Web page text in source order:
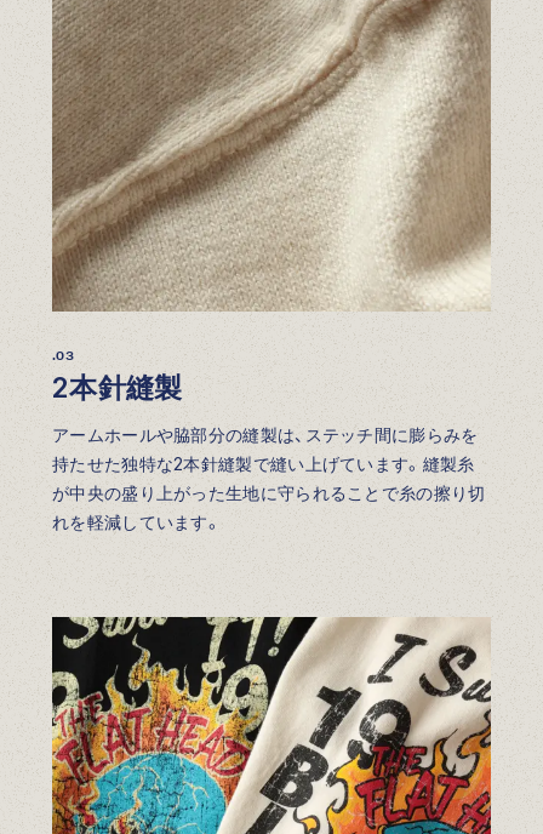
.03
2本針縫製
アームホールや脇部分の縫製は、ステッチ間に膨らみを
持たせた独特な2本針縫製で縫い上げています。縫製糸
が中央の盛り上がった生地に守られることで糸の擦り切
れを軽減しています。